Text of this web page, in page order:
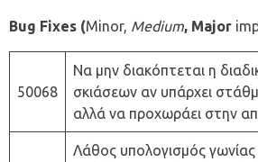
Bug Fixes (Minor, Medium, Major
50068
Να μην διακόπτεται η
σκιάσεων αν υπάρχει
αλλά να προχωράει στην
Λάθος υπολογισμός γωνίας